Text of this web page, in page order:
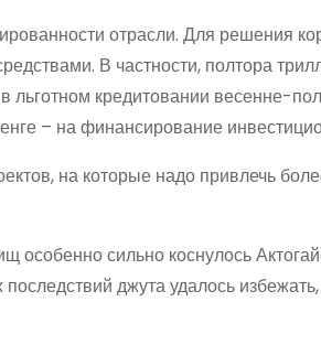
отрасли. Для решения
В частности, полтора
льготном кредитовании весенне-
– на финансирование
на которые надо привлечь
особенно сильно коснулось
джута удалось